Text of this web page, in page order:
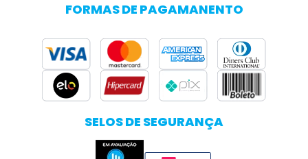
FORMAS DE PAGAMANENTO
SELOS DE SEGURANÇA